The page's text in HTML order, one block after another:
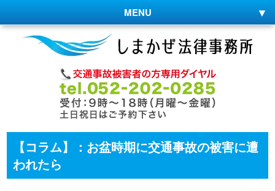
MENU
【コラム】：お盆時期に交通事故の被害に遭
われたら